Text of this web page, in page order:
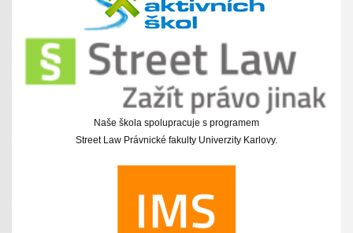
Naše škola spolupracuje s programem
Street Law Právnické fakulty Univerzity Karlovy.